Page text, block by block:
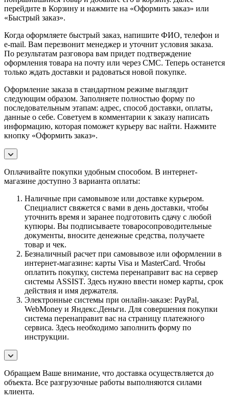
перейдите в Корзину и нажмите на «Оформить заказ» или
«Быстрый заказ».
Когда оформляете быстрый заказ, напишите ФИО, телефон и
e-mail. Вам перезвонит менеджер и уточнит условия заказа.
По результатам разговора вам придет подтверждение
оформления товара на почту или через СМС. Теперь останется
только ждать доставки и радоваться новой покупке.
Оформление заказа в стандартном режиме выглядит
следующим образом. Заполняете полностью форму по
последовательным этапам: адрес, способ доставки, оплаты,
данные о себе. Советуем в комментарии к заказу написать
информацию, которая поможет курьеру вас найти. Нажмите
кнопку «Оформить заказ».
Оплачивайте покупки удобным способом. В интернет-
магазине доступно 3 варианта оплаты:
Наличные при самовывозе или доставке курьером.
Специалист свяжется с вами в день доставки, чтобы
уточнить время и заранее подготовить сдачу с любой
купюры. Вы подписываете товаросопроводительные
документы, вносите денежные средства, получаете
товар и чек.
Безналичный расчет при самовывозе или оформлении в
интернет-магазине: карты Visa и MasterCard. Чтобы
оплатить покупку, система перенаправит вас на сервер
системы ASSIST. Здесь нужно ввести номер карты, срок
действия и имя держателя.
Электронные системы при онлайн-заказе: PayPal,
WebMoney и Яндекс.Деньги. Для совершения покупки
система перенаправит вас на страницу платежного
сервиса. Здесь необходимо заполнить форму по
инструкции.
Обращаем Ваше внимание, что доставка осуществляется до
объекта. Все разгрузочные работы выполняются силами
клиента.